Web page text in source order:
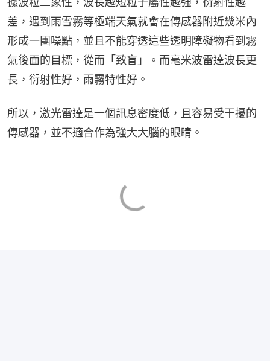
差，遇到雨雪霧等極端天氣就會在傳感器附近幾米內
形成一團噪點，並且不能穿透這些透明障礙物看到霧
氣後面的目標，從而「致盲」。而毫米波雷達波長更
長，衍射性好，雨霧特性好。
所以，激光雷達是一個訊息密度低，且容易受干擾的
傳感器，並不適合作為強大大腦的眼睛。​​​​